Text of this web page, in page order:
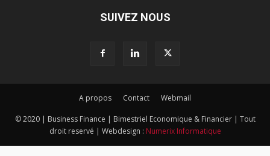
SUIVEZ NOUS
A propos Contact Webmail
© 2020 | Business Finance | Bimestriel Economique & Financier | Tout
droit reservé | Webdesign : Numerix Informatique